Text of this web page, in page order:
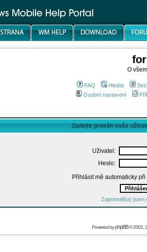
O
FAQ Hledat
Osobní nastavení
Zadejte prosím vaše
Uživatel:
Heslo:
Přihlásit mě automaticky
Zapomněl(a) jsem
Powered byphpBB© 2001,